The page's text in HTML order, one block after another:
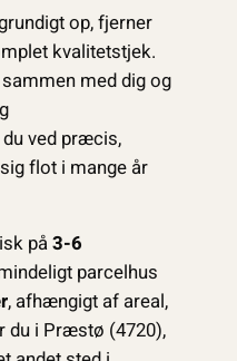
op, fjerner
kvalitetstjek.
med dig og
ved præcis,
flot i mange år
på3-6
parcelhus
, afhængigt af areal,
du i Præstø (4720),